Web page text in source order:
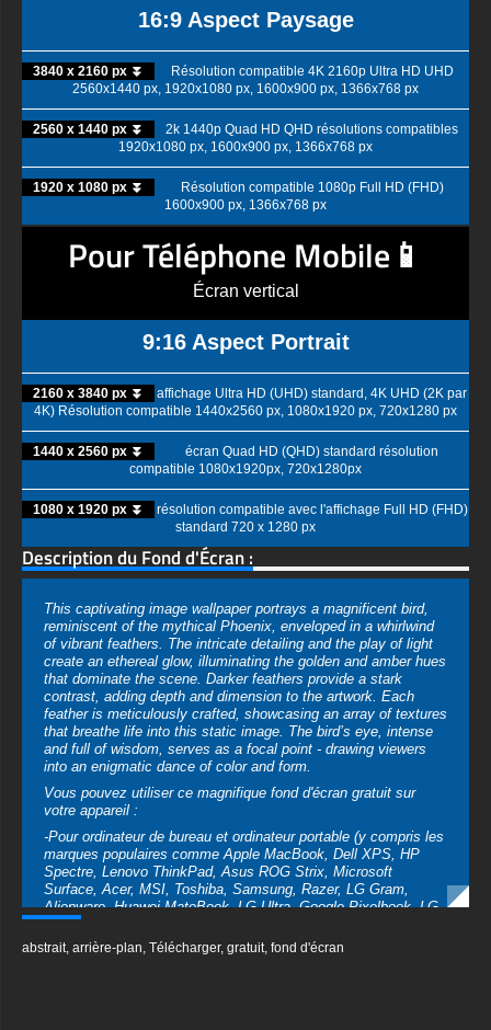
16:9 Aspect Paysage
3840 x 2160 px ⏬
Résolution compatible 4K 2160p Ultra HD UHD
2560x1440 px, 1920x1080 px, 1600x900 px, 1366x768 px
2560 x 1440 px ⏬
2k 1440p Quad HD QHD résolutions compatibles
1920x1080 px, 1600x900 px, 1366x768 px
1920 x 1080 px ⏬
Résolution compatible 1080p Full HD (FHD)
1600x900 px, 1366x768 px
Pour Téléphone Mobile📱
Écran vertical
9:16 Aspect Portrait
2160 x 3840 px ⏬
affichage Ultra HD (UHD) standard, 4K UHD (2K par
4K) Résolution compatible 1440x2560 px, 1080x1920 px, 720x1280 px
1440 x 2560 px ⏬
écran Quad HD (QHD) standard résolution
compatible 1080x1920px, 720x1280px
1080 x 1920 px ⏬
résolution compatible avec l'affichage Full HD (FHD)
standard 720 x 1280 px
Description du Fond d'Écran :
This captivating image wallpaper portrays a magnificent bird,
reminiscent of the mythical Phoenix, enveloped in a whirlwind
of vibrant feathers. The intricate detailing and the play of light
create an ethereal glow, illuminating the golden and amber hues
that dominate the scene. Darker feathers provide a stark
contrast, adding depth and dimension to the artwork. Each
feather is meticulously crafted, showcasing an array of textures
that breathe life into this static image. The bird’s eye, intense
and full of wisdom, serves as a focal point - drawing viewers
into an enigmatic dance of color and form.
Vous pouvez utiliser ce magnifique fond d'écran gratuit sur
votre appareil :
-Pour ordinateur de bureau et ordinateur portable (y compris les
marques populaires comme Apple MacBook, Dell XPS, HP
Spectre, Lenovo ThinkPad, Asus ROG Strix, Microsoft
Surface, Acer, MSI, Toshiba, Samsung, Razer, LG Gram,
Alienware, Huawei MateBook, LG Ultra, Google Pixelbook, LG
Gram, LG Ultra, Razer Blade, Gigabyte Aero.
-Pour les appareils mobiles (iPhones, smartphones Android de
abstrait arrière-plan Télécharger, gratuit fond d'écran